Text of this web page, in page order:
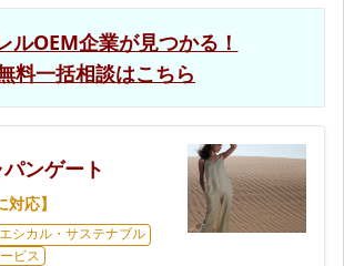
ルOEM企業が見つかる！
料一括相談はこちら
ンゲート
対応】
エシカル・サステナブル
ビス